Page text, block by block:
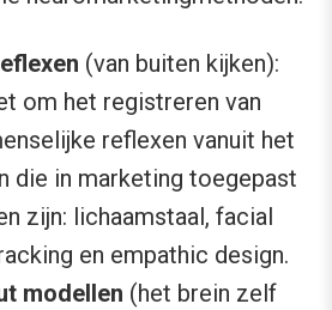
(van buiten kijken):
om het registreren van
reflexen vanuit het
die in marketing toegepast
zijn: lichaamstaal, facial
en empathic design.
modellen (het brein zelf